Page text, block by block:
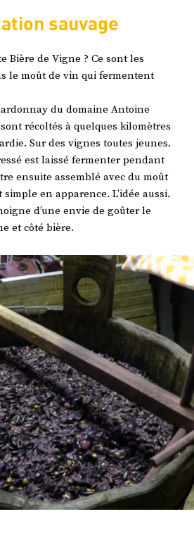
sauvage
Bière de Vigne ? Ce sont les
le moût de vin qui fermentent
du domaine Antoine
récoltés à quelques kilomètres
Sur des vignes toutes jeunes.
est laissé fermenter pendant
ensuite assemblé avec du moût
en apparence. L’idée aussi.
d’une envie de goûter le
et côté bière.